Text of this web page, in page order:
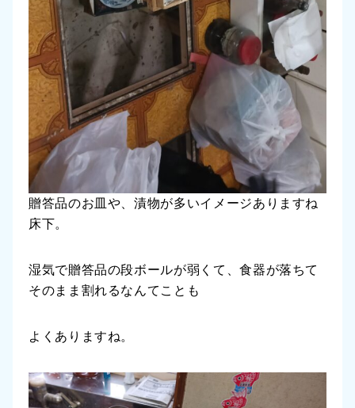
贈答品のお皿や、漬物が多いイメージありますね
床下。
湿気で贈答品の段ボールが弱くて、食器が落ちて
そのまま割れるなんてことも
よくありますね。